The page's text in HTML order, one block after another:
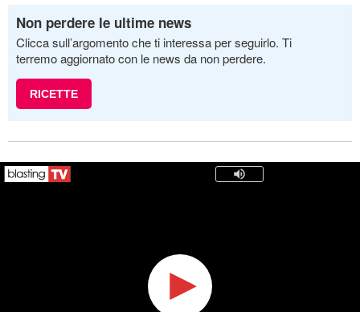
Non perdere le ultime news
Clicca sull’argomento che ti interessa per seguirlo. Ti
terremo aggiornato con le news da non perdere.
RICETTE